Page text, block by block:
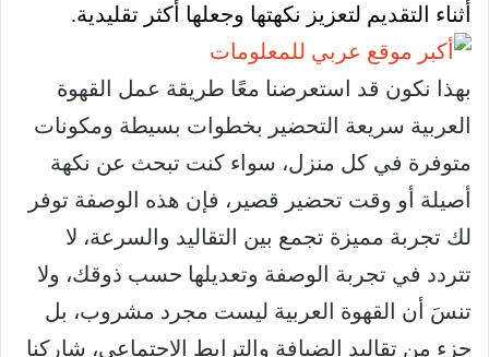
أثناء التقديم لتعزيز نكهتها وجعلها أكثر تقليدية.
بهذا نكون قد استعرضنا معًا طريقة عمل القهوة
العربية سريعة التحضير بخطوات بسيطة ومكونات
متوفرة في كل منزل، سواء كنت تبحث عن نكهة
أصيلة أو وقت تحضير قصير، فإن هذه الوصفة توفر
لك تجربة مميزة تجمع بين التقاليد والسرعة، لا
تتردد في تجربة الوصفة وتعديلها حسب ذوقك، ولا
تنسَ أن القهوة العربية ليست مجرد مشروب، بل
جزء من تقاليد الضيافة والترابط الاجتماعي، شاركنا